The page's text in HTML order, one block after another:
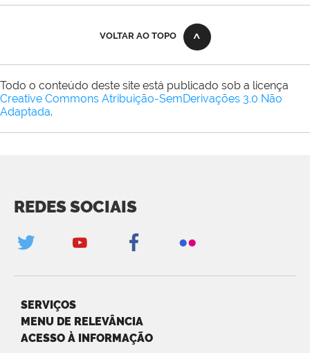
VOLTAR AO TOPO
Todo o conteúdo deste site está publicado sob a licença
Creative Commons Atribuição-SemDerivações 3.0 Não
Adaptada.
REDES SOCIAIS
SERVIÇOS
MENU DE RELEVÂNCIA
ACESSO À INFORMAÇÃO